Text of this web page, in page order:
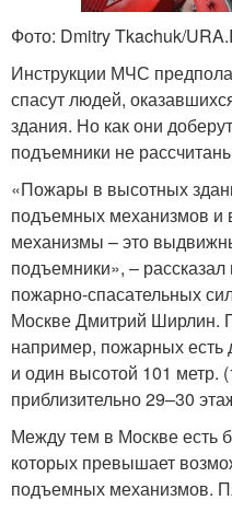
Фото: Dmitry Tkachuk/
Инструкции МЧС
спасут людей,
здания. Но как они
подъемники не
«Пожары в высотных
подъемных механизмов и
механизмы – это
подъемники», –
пожарно-спасательных
Москве Дмитрий Ширлин.
например, пожарных
и один высотой 101 метр.
приблизительно 29–30
Между тем в Москве есть
которых превышает
подъемных механизмов.